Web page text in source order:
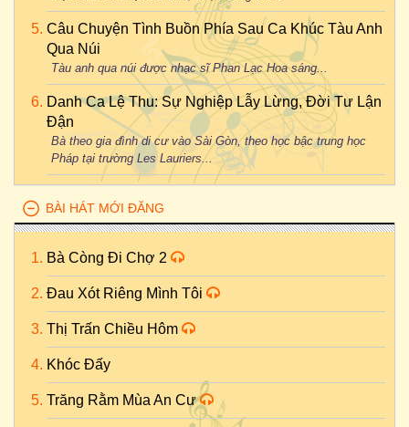
Câu Chuyện Tình Buồn Phía Sau Ca Khúc Tàu Anh
Qua Núi
Tàu anh qua núi được nhạc sĩ Phan Lạc Hoa sáng...
Danh Ca Lệ Thu: Sự Nghiệp Lẫy Lừng, Đời Tư Lận
Đận
Bà theo gia đình di cư vào Sài Gòn, theo học bậc trung học
Pháp tại trường Les Lauriers...
BÀI HÁT MỚI ĐĂNG
Bà Còng Đi Chợ 2
Đau Xót Riêng Mình Tôi
Thị Trấn Chiều Hôm
Khóc Đấy
Trăng Rằm Mùa An Cư